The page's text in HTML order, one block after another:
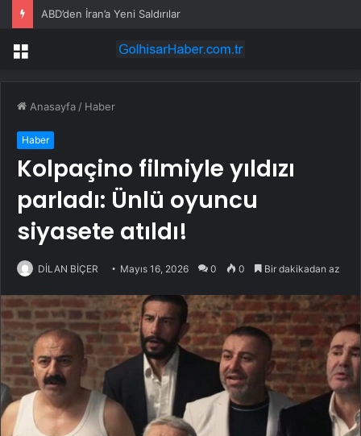
ABD’den İran’a Yeni Saldırılar
Menü
Anasayfa / Haber
Haber
Kolpaçino filmiyle yıldızı
parladı: Ünlü oyuncu
siyasete atıldı!
DİLAN BİÇER Mayıs 16, 2026 0 0 Bir dakikadan az